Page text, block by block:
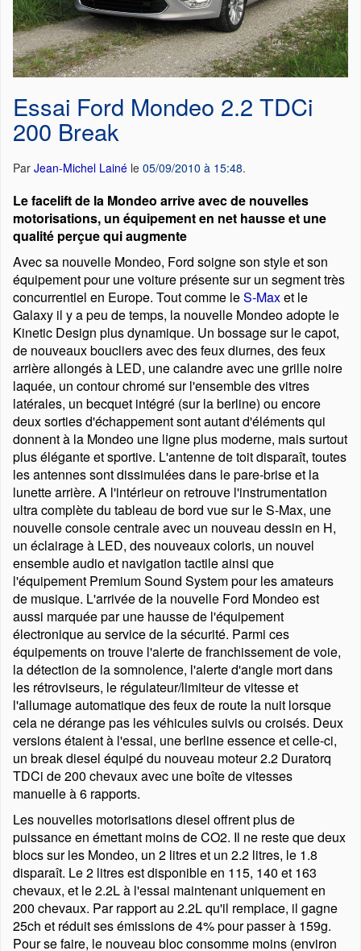
Essai Ford Mondeo 2.2 TDCi
200 Break
Par Jean-Michel Lainé le 05/09/2010 à 15:48.
Le facelift de la Mondeo arrive avec de nouvelles
motorisations, un équipement en net hausse et une
qualité perçue qui augmente
Avec sa nouvelle Mondeo, Ford soigne son style et son
équipement pour une voiture présente sur un segment très
concurrentiel en Europe. Tout comme leS-Maxet le
Galaxy il y a peu de temps, la nouvelle Mondeo adopte le
Kinetic Design plus dynamique. Un bossage sur le capot,
de nouveaux boucliers avec des feux diurnes, des feux
arrière allongés à LED, une calandre avec une grille noire
laquée, un contour chromé sur l'ensemble des vitres
latérales, un becquet intégré (sur la berline) ou encore
deux sorties d'échappement sont autant d'éléments qui
donnent à la Mondeo une ligne plus moderne, mais surtout
plus élégante et sportive. L'antenne de toit disparaît, toutes
les antennes sont dissimulées dans le pare-brise et la
lunette arrière. A l'intérieur on retrouve l'instrumentation
ultra complète du tableau de bord vue sur le S-Max, une
nouvelle console centrale avec un nouveau dessin en H,
un éclairage à LED, des nouveaux coloris, un nouvel
ensemble audio et navigation tactile ainsi que
l'équipement Premium Sound System pour les amateurs
de musique. L'arrivée de la nouvelle Ford Mondeo est
aussi marquée par une hausse de l'équipement
électronique au service de la sécurité. Parmi ces
équipements on trouve l'alerte de franchissement de voie,
la détection de la somnolence, l'alerte d'angle mort dans
les rétroviseurs, le régulateur/limiteur de vitesse et
l'allumage automatique des feux de route la nuit lorsque
cela ne dérange pas les véhicules suivis ou croisés. Deux
versions étaient à l'essai, une berline essence et celle-ci,
un break diesel équipé du nouveau moteur 2.2 Duratorq
TDCi de 200 chevaux avec une boîte de vitesses
manuelle à 6 rapports.
Les nouvelles motorisations diesel offrent plus de
puissance en émettant moins de CO2. Il ne reste que deux
blocs sur les Mondeo, un 2 litres et un 2.2 litres, le 1.8
disparaît. Le 2 litres est disponible en 115, 140 et 163
chevaux, et le 2.2L à l'essai maintenant uniquement en
200 chevaux. Par rapport au 2.2L qu'il remplace, il gagne
25ch et réduit ses émissions de 4% pour passer à 159g.
Pour se faire, le nouveau bloc consomme moins (environ